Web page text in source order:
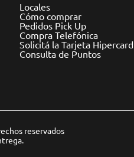
Locales
Cómo comprar
Pedidos Pick Up
Compra Telefónica
Solicitá la Tarjeta Hipercard
Consulta de Puntos
reservados